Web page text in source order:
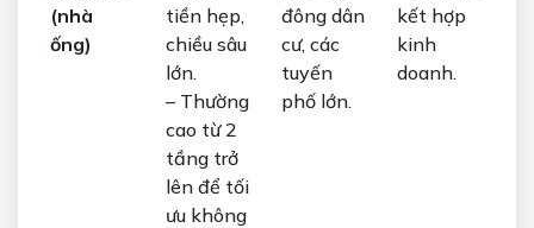
(nhà
ống)
tiền hẹp,
chiều sâu
lớn.
– Thường
cao từ 2
tầng trở
lên để tối
ưu không
đông dân
cư, các
tuyến
phố lớn.
kết hợp
kinh
doanh.